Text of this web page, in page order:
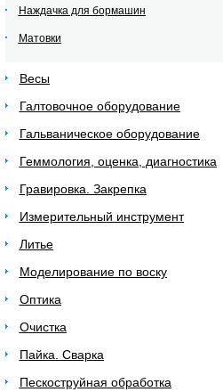
Наждачка для бормашин
Матовки
Весы
Галтовочное оборудование
Гальваническое оборудование
Геммология, оценка, диагностика
Гравировка. Закрепка
Измерительный инструмент
Литье
Моделирование по воску
Оптика
Очистка
Пайка. Сварка
Пескоструйная обработка